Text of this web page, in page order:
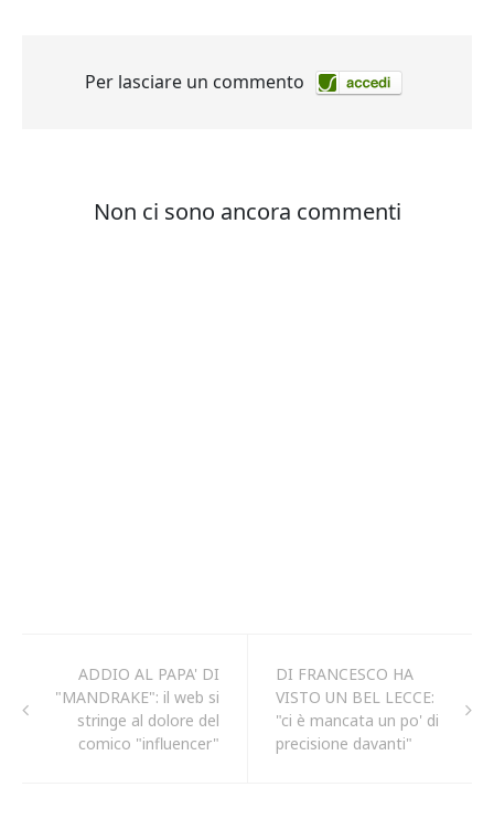
ADDIO AL PAPA' DI
"MANDRAKE": il web si
stringe al dolore del
comico "influencer"
DI FRANCESCO HA
VISTO UN BEL LECCE:
"ci è mancata un po' di
precisione davanti"